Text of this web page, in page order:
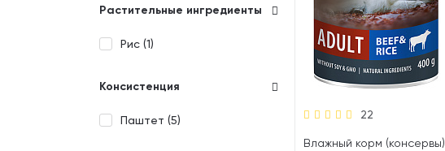
Растительные ингредиенты
Рис (1)
Консистенция
Паштет (5) 22
Влажный корм (консервы)